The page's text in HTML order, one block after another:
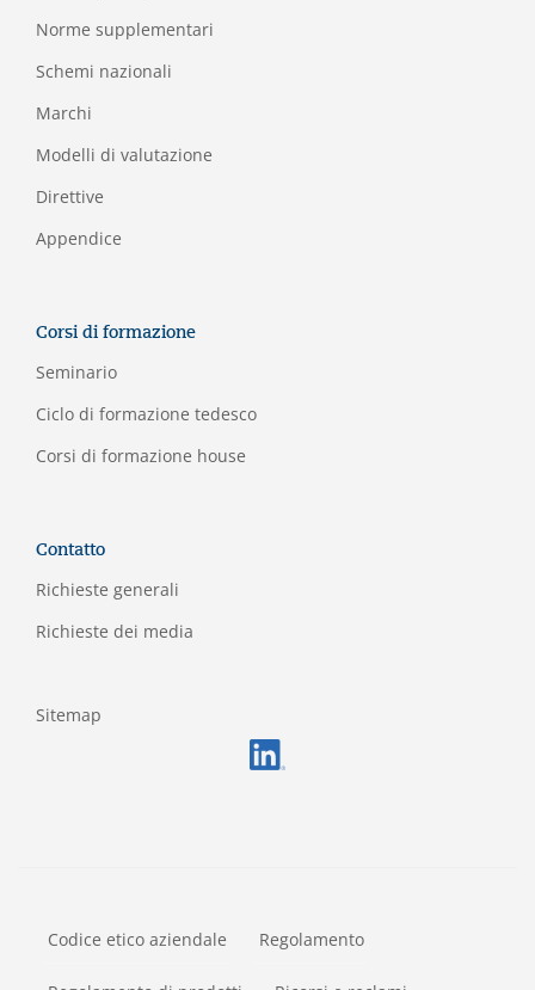
Norme supplementari
Schemi nazionali
Marchi
Modelli di valutazione
Direttive
Appendice
Corsi di formazione
Seminario
Ciclo di formazione tedesco
Corsi di formazione house
Contatto
Richieste generali
Richieste dei media
Sitemap
Codice etico aziendale Regolamento